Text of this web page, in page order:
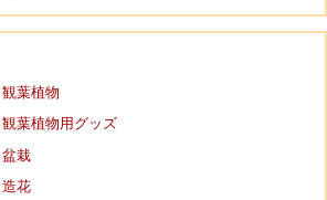
観葉植物
観葉植物用グッズ
盆栽
造花